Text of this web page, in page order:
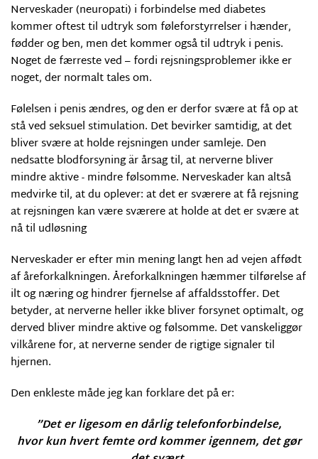
Nerveskader (neuropati) i forbindelse med diabetes
kommer oftest til udtryk som føleforstyrrelser i hænder,
fødder og ben, men det kommer også til udtryk i penis.
Noget de færreste ved – fordi rejsningsproblemer ikke er
noget, der normalt tales om.
Følelsen i penis ændres, og den er derfor svære at få op at
stå ved seksuel stimulation. Det bevirker samtidig, at det
bliver svære at holde rejsningen under samleje. Den
nedsatte blodforsyning är årsag til, at nerverne bliver
mindre aktive - mindre følsomme. Nerveskader kan altså
medvirke til, at du oplever: at det er sværere at få rejsning
at rejsningen kan være sværere at holde at det er svære at
nå til udløsning
Nerveskader er efter min mening langt hen ad vejen affødt
af åreforkalkningen. Åreforkalkningen hæmmer tilførelse af
ilt og næring og hindrer fjernelse af affaldsstoffer. Det
betyder, at nerverne heller ikke bliver forsynet optimalt, og
derved bliver mindre aktive og følsomme. Det vanskeliggør
vilkårene for, at nerverne sender de rigtige signaler til
hjernen.
Den enkleste måde jeg kan forklare det på er:
”Det er ligesom en dårlig telefonforbindelse,
hvor kun hvert femte ord kommer igennem, det gør